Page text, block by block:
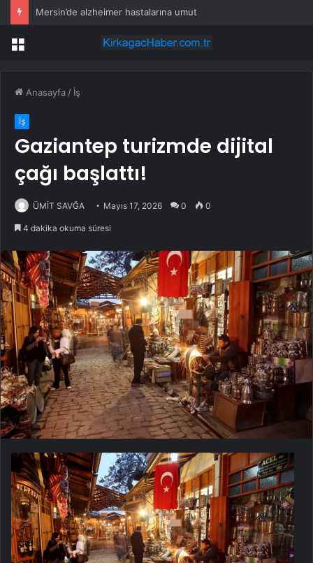
Mersin’de alzheimer hastalarına umut
Menü
Anasayfa / İş
İş
Gaziantep turizmde dijital
çağı başlattı!
ÜMİT SAVĞA Mayıs 17, 2026 0 0
4 dakika okuma süresi